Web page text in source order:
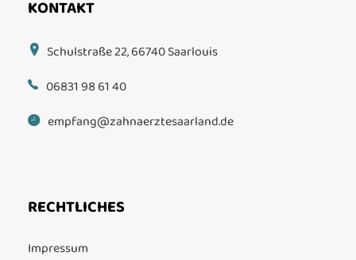
KONTAKT
Schulstraße 22, 66740 Saarlouis
06831 98 61 40
empfang@zahnaerztesaarland.de
RECHTLICHES
Impressum